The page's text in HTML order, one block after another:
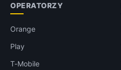
OPERATORZY
Orange
Play
T-Mobile